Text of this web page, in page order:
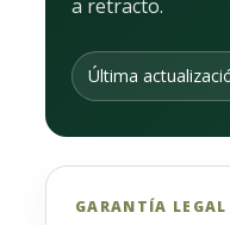
a retracto.
Última
GARANTÍA LEGAL